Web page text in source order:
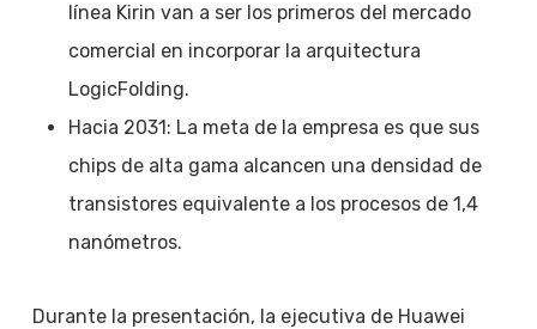
línea Kirin van a ser los primeros del mercado
comercial en incorporar la arquitectura
LogicFolding.
Hacia 2031: La meta de la empresa es que sus
chips de alta gama alcancen una densidad de
transistores equivalente a los procesos de 1,4
nanómetros.
Durante la presentación, la ejecutiva de Huawei